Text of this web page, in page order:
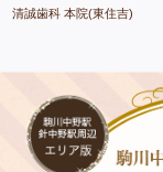
清誠歯科 本院(東住吉)